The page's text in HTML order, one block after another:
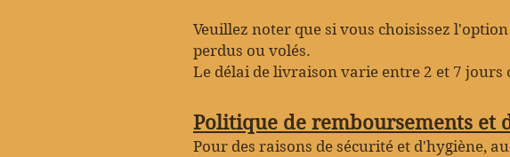
Veuillez noter que si vous choisissez
perdus ou volés.
Le délai de livraison varie entre 2 et 7
Politique de remboursements et
Pour des raisons de sécurité et d'hygiène,